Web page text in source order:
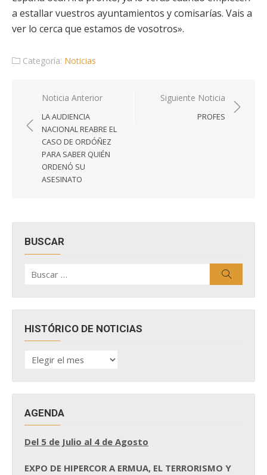
a estallar vuestros ayuntamientos y comisarías. Vais a
ver lo cerca que estamos de vosotros».
Categoría: Noticias
Navegación
entradas
Noticia Anterior
LA AUDIENCIA
NACIONAL REABRE EL
CASO DE ORDÓÑEZ
PARA SABER QUIÉN
ORDENÓ SU
ASESINATO
Siguiente Noticia
PROFES
BUSCAR
por:
HISTÓRICO DE NOTICIAS
HISTÓRICO
DE
AGENDA
Del 5 de Julio al 4 de Agosto
EXPO DE HIPERCOR A ERMUA, EL TERRORISMO Y